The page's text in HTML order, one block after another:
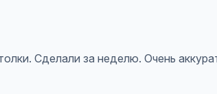
Сделали за неделю. Очень